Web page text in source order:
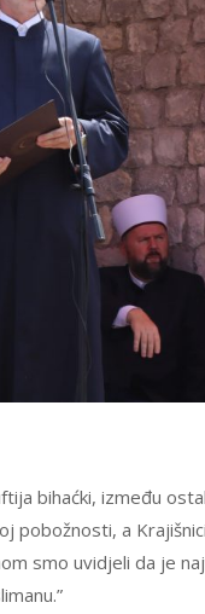
bihaćki, između
pobožnosti, a
smo uvidjeli da je